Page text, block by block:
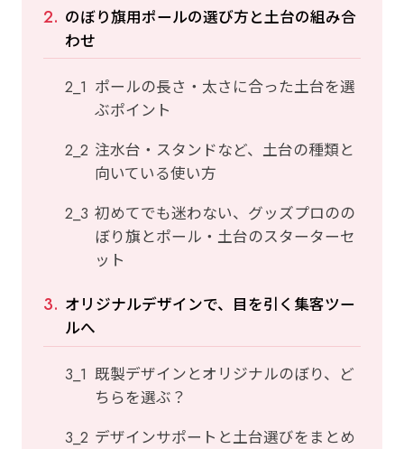
のぼり旗用ポールの選び方と土台の組み合
わせ
ポールの長さ・太さに合った土台を選
ぶポイント
注水台・スタンドなど、土台の種類と
向いている使い方
初めてでも迷わない、グッズプロのの
ぼり旗とポール・土台のスターターセ
ット
オリジナルデザインで、目を引く集客ツー
ルへ
既製デザインとオリジナルのぼり、ど
ちらを選ぶ？
デザインサポートと土台選びをまとめ